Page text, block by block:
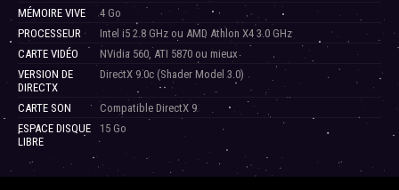
MÉMOIRE VIVE
4 Go
PROCESSEUR
Intel i5 2.8 GHz ou AMD Athlon X4 3.0 GHz
CARTE VIDÉO
NVidia 560, ATI 5870 ou mieux
VERSION DE
DIRECTX
DirectX 9.0c (Shader Model 3.0)
CARTE SON
Compatible DirectX 9
ESPACE DISQUE
LIBRE
15 Go